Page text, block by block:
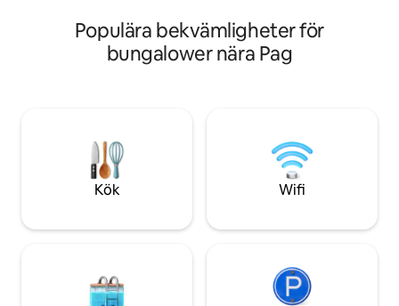
bekymmerslös vistelse – oavsett om du
kommer för en kort paus eller en längre
semester. En speciell fördel är terrassen
där du kan njuta av ditt morgonkaffe,
som går varje
Det finns också
Zadar till Ugljan
100 km från
Populära bekvämligheter för
bungalower nära Pag
Kök Wifi